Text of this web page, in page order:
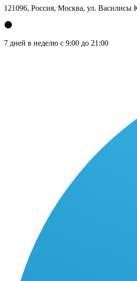
121096, Россия, Москва, ул.
7 дней в неделю с 9:00 до 21:00